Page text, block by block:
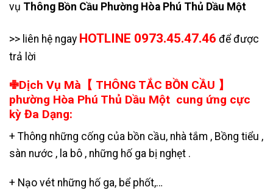
vụ Thông Bồn Cầu Phường Hòa Phú Thủ Dầu Một
>> liên hệ ngay HOTLINE 0973.45.47.46 để được
trả lời
✙Dịch Vụ Mà【 THÔNG TẮC BỒN CẦU 】
phường Hòa Phú Thủ Dầu Một cung ứng cực
kỳ Đa Dạng:
+ Thông những cống của bồn cầu, nhà tắm , Bồng tiểu ,
sàn nước , la bô , những hố ga bị nghẹt .
+ Nạo vét những hố ga, bể phốt,…